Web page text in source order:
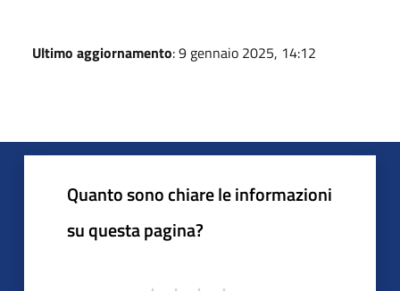
Ultimo aggiornamento: 9 gennaio 2025, 14:12
Quanto sono chiare le informazioni
su questa pagina?